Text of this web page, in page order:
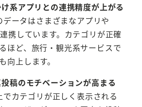
系アプリとの連携精度が上がる
ータはさまざまなアプリや
携しています。カテゴリが正確
ほど、旅行・観光系サービスで
向上します。
稿のモチベーションが高まる
カテゴリが正しく表示される